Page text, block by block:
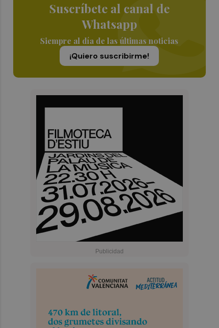
Suscríbete al canal de
Whatsapp
Siempre al día de las últimas noticias
¡Quiero suscribirme!